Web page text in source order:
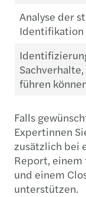
Analyse der
Identifikation
führen
Falls
Expertinnen
zusätzlich bei
Report,
und einem
unterstützen.